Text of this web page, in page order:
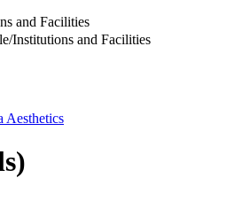
and Facilities
Institutions and Facilities
Aesthetics